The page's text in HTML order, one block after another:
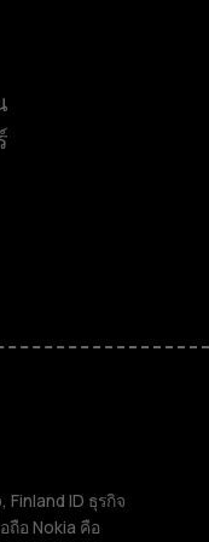
ID ธุรกิจ
อ Nokia คือ